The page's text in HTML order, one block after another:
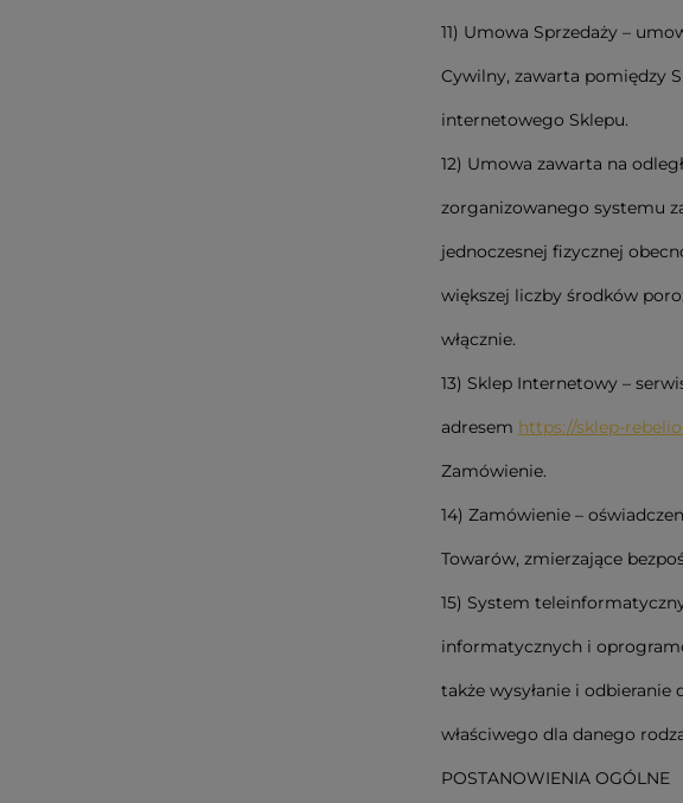
11) Umowa Sprzedaży –
Cywilny, zawarta pomiędzy
internetowego Sklepu.
12) Umowa zawarta na
zorganizowanego systemu
jednoczesnej fizycznej
większej liczby środków
włącznie.
13) Sklep Internetowy –
adresem https://sklep-
Zamówienie.
14) Zamówienie –
Towarów, zmierzające
15) System
informatycznych i
także wysyłanie i
właściwego dla danego
POSTANOWIENIA OGÓLNE